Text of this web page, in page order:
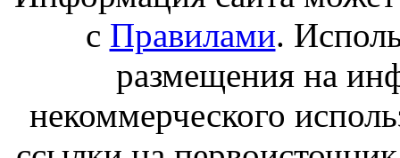
с Правилами.
размещения на
некоммерческого